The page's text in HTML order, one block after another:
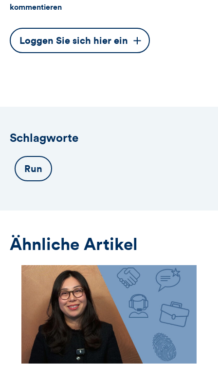
kommentieren
Dieser
Button
Loggen Sie sich hier ein
Schlagworte
Run
Ähnliche Artikel